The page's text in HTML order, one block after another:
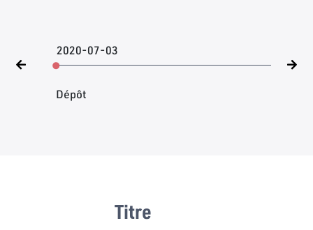
2020-07-03
Dépôt
Titre